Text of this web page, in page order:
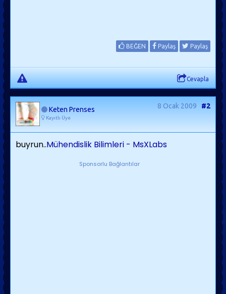
BEĞEN Paylaş Paylaş
Cevapla
Keten Prenses
Kayıtlı Üye
8 Ocak 2009 #2
buyrun..Mühendislik Bilimleri - MsXLabs
Sponsorlu Bağlantılar